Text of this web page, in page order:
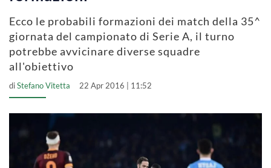
Ecco le probabili formazioni dei match della 35^
giornata del campionato di Serie A, il turno
potrebbe avvicinare diverse squadre
all'obiettivo
diStefano Vitetta 22 Apr 2016 | 11:52